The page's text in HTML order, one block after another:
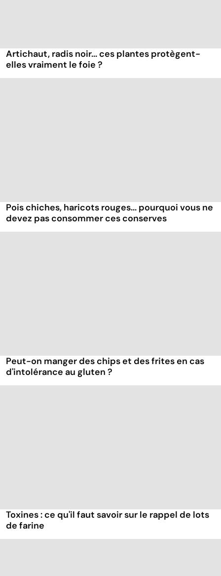
Artichaut, radis noir... ces plantes protègent-
elles vraiment le foie ?
Pois chiches, haricots rouges... pourquoi vous ne
devez pas consommer ces conserves
Peut-on manger des chips et des frites en cas
d'intolérance au gluten ?
Toxines : ce qu'il faut savoir sur le rappel de lots
de farine